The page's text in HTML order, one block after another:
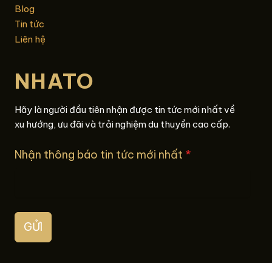
Blog
Tin tức
Liên hệ
NHATO
Hãy là người đầu tiên nhận được tin tức mới nhất về
xu hướng, ưu đãi và trải nghiệm du thuyền cao cấp.
Nhận thông báo tin tức mới nhất *
GỬI